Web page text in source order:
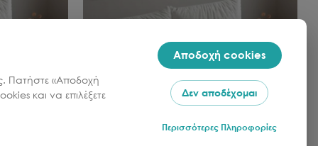
Πατήστε «Αποδοχή
και να επιλέξετε
Αποδοχή cookies
Δεν αποδέχομαι
Περισσότερες Πληροφορίες